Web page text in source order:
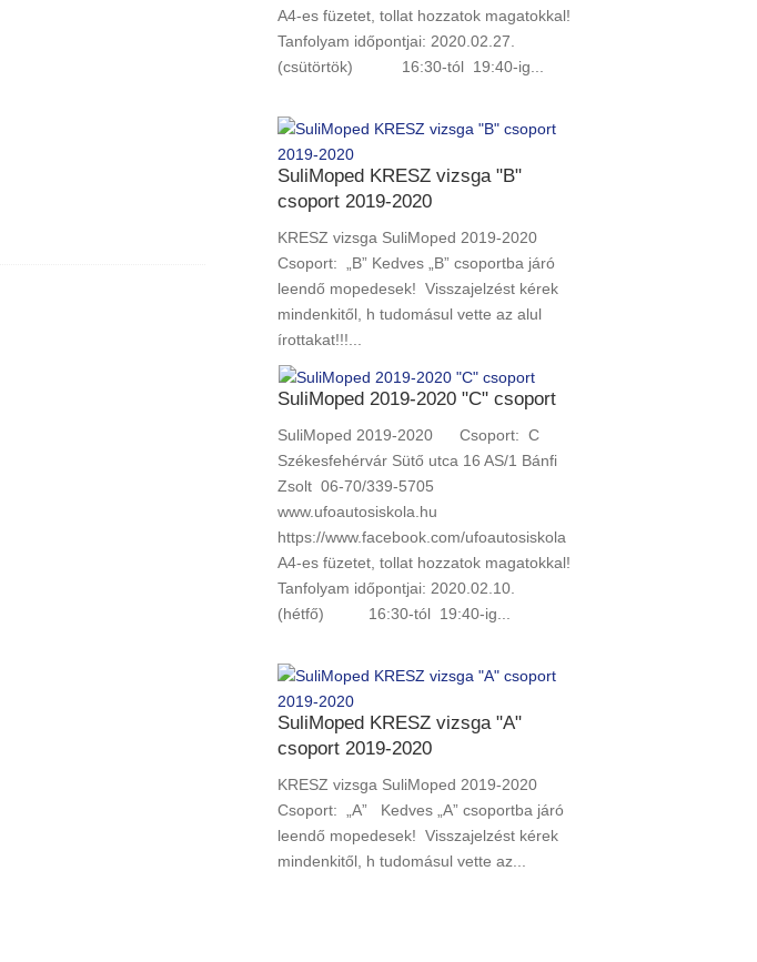
A4-es füzetet, tollat hozzatok magatokkal!
Tanfolyam időpontjai: 2020.02.27.
(csütörtök) 16:30-tól 19:40-ig...
SuliMoped KRESZ vizsga "B"
csoport 2019-2020
KRESZ vizsga SuliMoped 2019-2020
Csoport: „B” Kedves „B” csoportba járó
leendő mopedesek! Visszajelzést kérek
mindenkitől, h tudomásul vette az alul
írottakat!!!...
SuliMoped 2019-2020 "C" csoport
SuliMoped 2019-2020 Csoport: C
Székesfehérvár Sütő utca 16 AS/1 Bánfi
Zsolt 06-70/339-5705
www.ufoautosiskola.hu
https://www.facebook.com/ufoautosiskola
A4-es füzetet, tollat hozzatok magatokkal!
Tanfolyam időpontjai: 2020.02.10.
(hétfő) 16:30-tól 19:40-ig...
SuliMoped KRESZ vizsga "A"
csoport 2019-2020
KRESZ vizsga SuliMoped 2019-2020
Csoport: „A” Kedves „A” csoportba járó
leendő mopedesek! Visszajelzést kérek
mindenkitől, h tudomásul vette az...